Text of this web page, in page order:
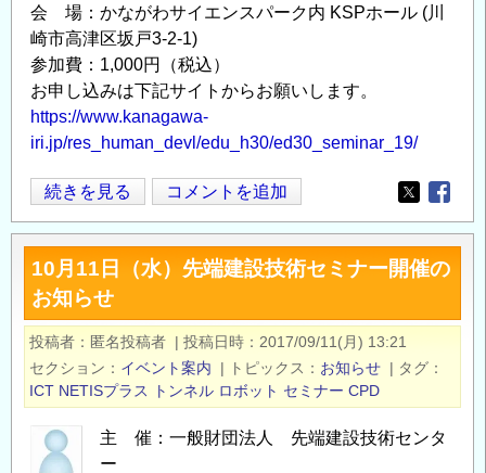
会 場：かながわサイエンスパーク内 KSPホール (川
崎市高津区坂戸3-2-1)
参加費：1,000円（税込）
お申し込みは下記サイトからお願いします。
https://www.kanagawa-
iri.jp/res_human_devl/edu_h30/ed30_seminar_19/
廃
炉
関
連
技
術
開
発
の
い
ま
続きを見る コメントを追加
Opens in
10月11日（水）先端建設技術セミナー開催の
お知らせ
投稿者 匿名投稿者 | 投稿日時
2017/09/11(月) 13:21
セクション
イベント案内 | トピックス お知らせ | タグ
ICT NETISプラス トンネル ロボット セミナー CPD
主 催：一般財団法人 先端建設技術センタ
ー